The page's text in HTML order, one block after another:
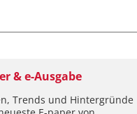
& e-Ausgabe
Trends und Hintergründe